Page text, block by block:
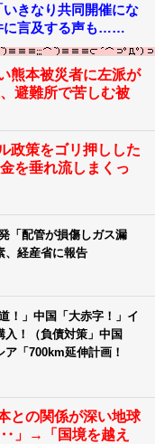
きなり共同開催にな
に言及する声も……
熊本被災者に左派が
避難所で苦しむ被
政策をゴリ押しした
を垂れ流しまくっ
「配管が損傷しガス漏
、経産省に報告
！」中国「大赤字！」イ
入！（負債対策」中国
ア「700km延伸計画！
との関係が深い地球
‥」→「国境を越え